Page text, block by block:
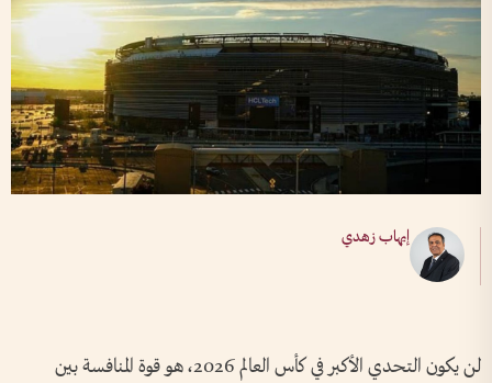
إيهاب زهدي
لن يكون التحدي الأكبر في كأس العالم 2026، هو قوة المنافسة بين